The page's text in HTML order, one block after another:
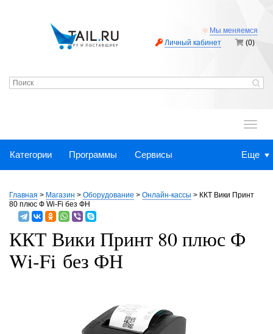
Мы меняемся
Личный кабинет
(0)
.
Категории Программы Сервисы Еще
Главная > Магазин > Оборудование > Онлайн-кассы > ККТ Вики Принт
80 плюс Ф Wi‑Fi без ФН
ККТ Вики Принт 80 плюс Ф
Wi‑Fi без ФН